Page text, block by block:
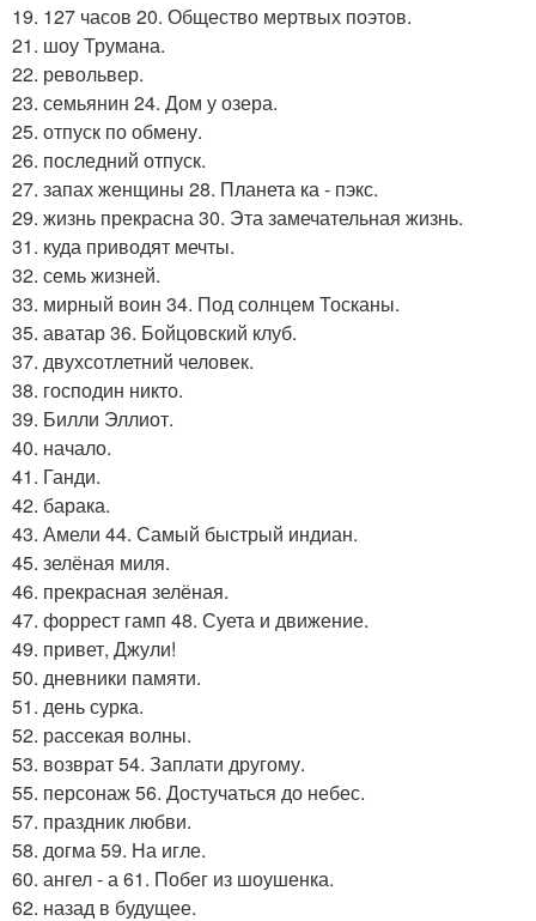
19. 127 часов 20. Общество мертвых поэтов.
21. шоу Трумана.
22. револьвер.
23. семьянин 24. Дом у озера.
25. отпуск по обмену.
26. последний отпуск.
27. запах женщины 28. Планета ка - пэкс.
29. жизнь прекрасна 30. Эта замечательная жизнь.
31. куда приводят мечты.
32. семь жизней.
33. мирный воин 34. Под солнцем Тосканы.
35. аватар 36. Бойцовский клуб.
37. двухсотлетний человек.
38. господин никто.
39. Билли Эллиот.
40. начало.
41. Ганди.
42. барака.
43. Амели 44. Самый быстрый индиан.
45. зелёная миля.
46. прекрасная зелёная.
47. форрест гамп 48. Суета и движение.
49. привет, Джули!
50. дневники памяти.
51. день сурка.
52. рассекая волны.
53. возврат 54. Заплати другому.
55. персонаж 56. Достучаться до небес.
57. праздник любви.
58. догма 59. На игле.
60. ангел - а 61. Побег из шоушенка.
62. назад в будущее.